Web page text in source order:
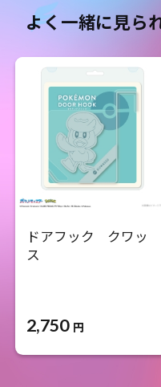
よく一緒に見ら
ドアフック クワッ
ス
2,750 円